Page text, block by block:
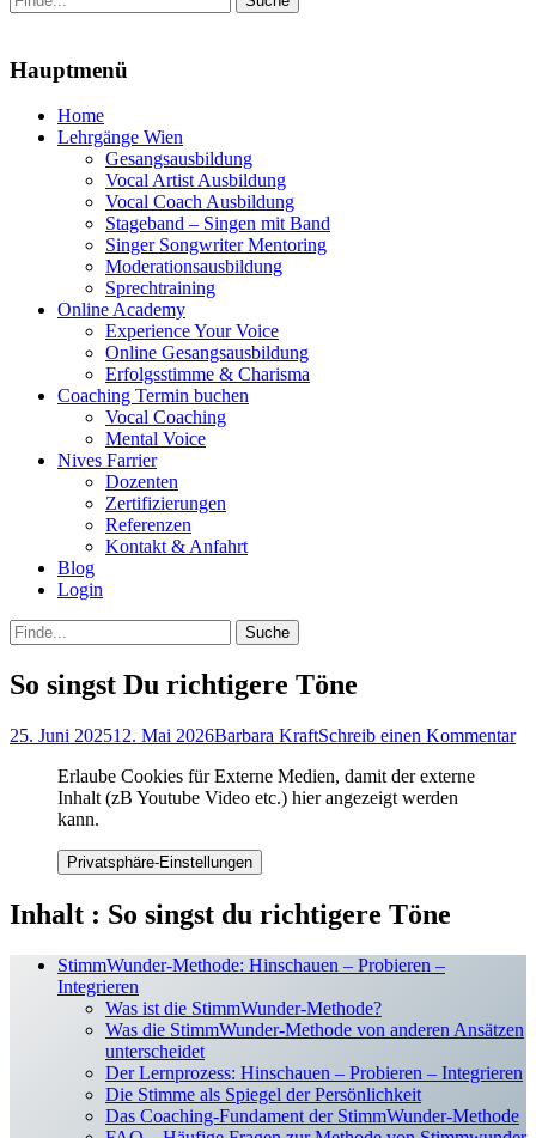
nach:
Hauptmenü
Zum
Inhalt
Home
Lehrgänge Wien
Gesangsausbildung
Vocal Artist Ausbildung
Vocal Coach Ausbildung
Stageband – Singen mit Band
Singer Songwriter Mentoring
Moderationsausbildung
Sprechtraining
Online Academy
Experience Your Voice
Online Gesangsausbildung
Erfolgsstimme & Charisma
Coaching Termin buchen
Vocal Coaching
Mental Voice
Nives Farrier
Dozenten
Zertifizierungen
Referenzen
Kontakt & Anfahrt
Blog
Login
bei
der
Suche
Suche
nach:
So singst Du richtigere Töne
Posted
25. Juni 202512. Mai 2026Autor
Barbara KraftSchreib einen Kommentar
Erlaube Cookies für Externe Medien, damit der externe
Inhalt (zB Youtube Video etc.) hier angezeigt werden
kann.
Privatsphäre-Einstellungen
Inhalt : So singst du richtigere Töne
StimmWunder-Methode: Hinschauen – Probieren –
Integrieren
Was ist die StimmWunder-Methode?
Was die StimmWunder-Methode von anderen Ansätzen
unterscheidet
Der Lernprozess: Hinschauen – Probieren – Integrieren
Die Stimme als Spiegel der Persönlichkeit
Das Coaching-Fundament der StimmWunder-Methode